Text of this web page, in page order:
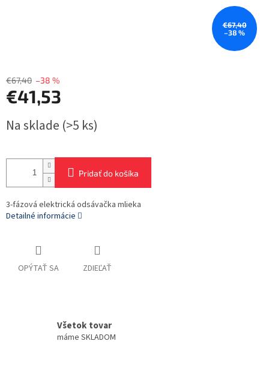
€67,40
–38 %
€67,40 –38 %
€41,53
cena:
Na sklade (>5 ks)
Pridať do košíka
3-fázová elektrická odsávačka mlieka
Detailné informácie
OPÝTAŤ SA ZDIEĽAŤ
Všetok tovar
máme SKLADOM